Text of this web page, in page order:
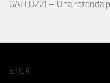
GALLUZZI – Una rotonda
ETICA